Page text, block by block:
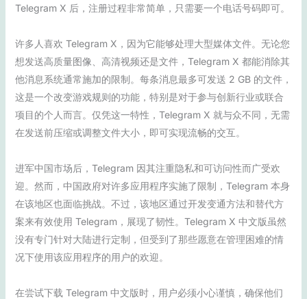
Telegram X 后，注册过程非常简单，只需要一个电话号码即可。
许多人喜欢 Telegram X，因为它能够处理大型媒体文件。无论您
想发送高质量图像、高清视频还是文件，Telegram X 都能消除其
他消息系统通常施加的限制。每条消息最多可发送 2 GB 的文件，
这是一个改变游戏规则的功能，特别是对于参与创新行业或联合
项目的个人而言。仅凭这一特性，Telegram X 就与众不同，无需
在发送前压缩或调整文件大小，即可实现流畅的交互。
进军中国市场后，Telegram 因其注重隐私和可访问性而广受欢
迎。然而，中国政府对许多应用程序实施了限制，Telegram 本身
在该地区也面临挑战。不过，该地区通过开发变通方法和替代方
案来有效使用 Telegram，展现了韧性。Telegram X 中文版虽然
没有专门针对大陆进行定制，但受到了那些愿意在管理困难的情
况下使用该应用程序的用户的欢迎。
在尝试下载 Telegram 中文版时，用户必须小心谨慎，确保他们